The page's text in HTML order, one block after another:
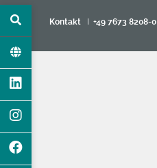
Kontakt I +49 7673 8208-0